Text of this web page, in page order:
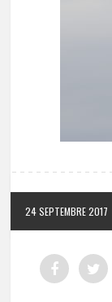
24 SEPTEMBRE 2017